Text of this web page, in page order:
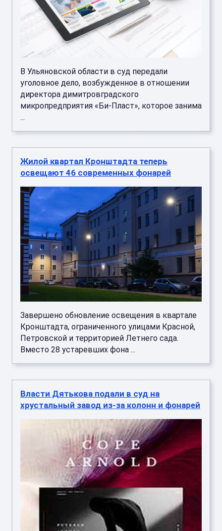
В Ульяновской области в суд передали
уголовное дело, возбужденное в отношении
директора димитровградского
микропредприятия «Би-Пласт», которое занима
...
Жилой квартал Кронштадта теперь
освещают 46 современных фонарей
Завершено обновление освещения в квартале
Кронштадта, ограниченного улицами Красной,
Петровской и территорией Летнего сада.
Вместо 28 устаревших фона ...
Власти Дятькова подали в суд на
хрустальный завод из-за колонн и фонарей